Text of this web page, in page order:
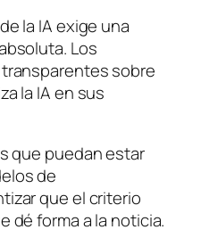
la IA exige una
Los
sobre
la IA en sus
que puedan estar
de
que el criterio
dé forma a la noticia.